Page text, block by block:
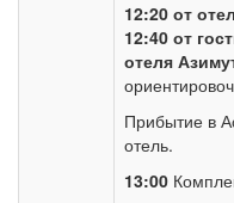
12:20 от
12:40 от
отеля
Прибытие в
отель.
13:00